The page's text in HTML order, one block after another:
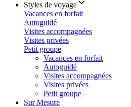
Styles de voyage
Vacances en forfait
Autoguidé
Visites accompagnées
Visites privées
Petit groupe
Vacances en forfait
Autoguidé
Visites accompagnées
Visites privées
Petit groupe
Sur Mesure